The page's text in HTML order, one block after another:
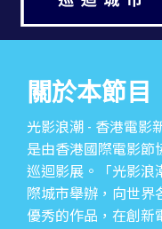
關於本節目
光影浪潮 - 香港電影
是由香港國際電影節
巡迴影展。「光影浪
際城市舉辦，向世界
優秀的作品，在創新